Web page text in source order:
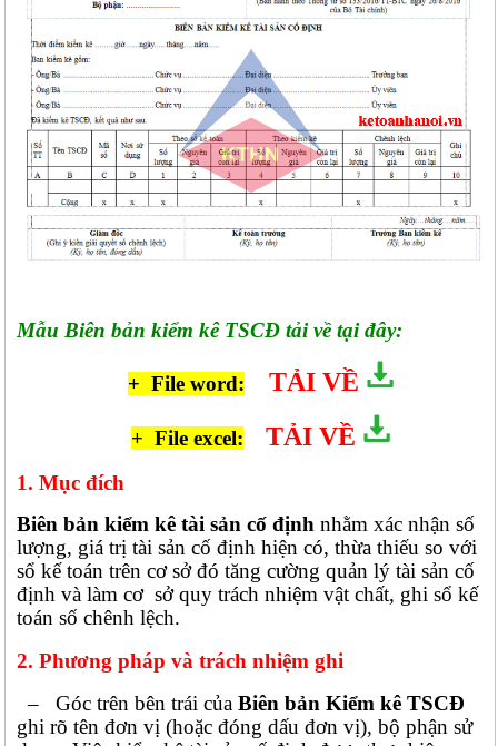
Mẫu Biên bản kiểm kê TSCĐ tải về tại đây:
+ File word: TẢI VỀ
+ File excel: TẢI VỀ
1. Mục đích
Biên bản kiểm kê tài sản cố định nhằm xác nhận số
lượng, giá trị tài sản cố định hiện có, thừa thiếu so với
sổ kế toán trên cơ sở đó tăng cường quản lý tài sản cố
định và làm cơ sở quy trách nhiệm vật chất, ghi sổ kế
toán số chênh lệch.
2. Phương pháp và trách nhiệm ghi
– Góc trên bên trái củaBiên bản Kiểm kê TSCĐ
ghi rõ tên đơn vị (hoặc đóng dấu đơn vị), bộ phận sử